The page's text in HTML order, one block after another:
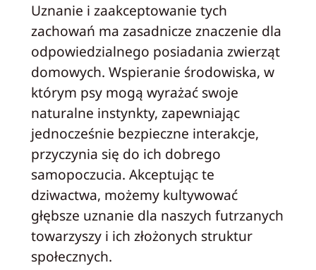
Uznanie i zaakceptowanie tych
zachowań ma zasadnicze znaczenie dla
odpowiedzialnego posiadania zwierząt
domowych. Wspieranie środowiska, w
którym psy mogą wyrażać swoje
naturalne instynkty, zapewniając
jednocześnie bezpieczne interakcje,
przyczynia się do ich dobrego
samopoczucia. Akceptując te
dziwactwa, możemy kultywować
głębsze uznanie dla naszych futrzanych
towarzyszy i ich złożonych struktur
społecznych.